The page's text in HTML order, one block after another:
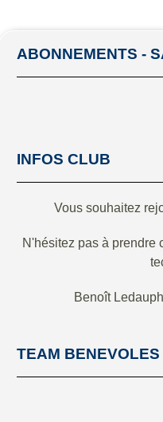
ABONNEMENTS -
INFOS CLUB
Vous souhaitez
N'hésitez pas à prendre
Benoît
TEAM BENEVOLES